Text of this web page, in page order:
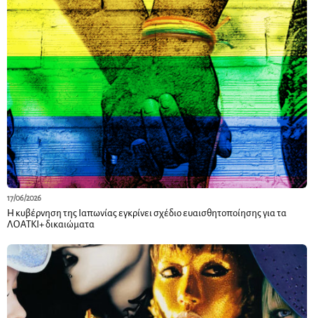
17/06/2026
Η κυβέρνηση της Ιαπωνίας εγκρίνει σχέδιο ευαισθητοποίησης για τα
ΛΟΑΤΚΙ+ δικαιώματα